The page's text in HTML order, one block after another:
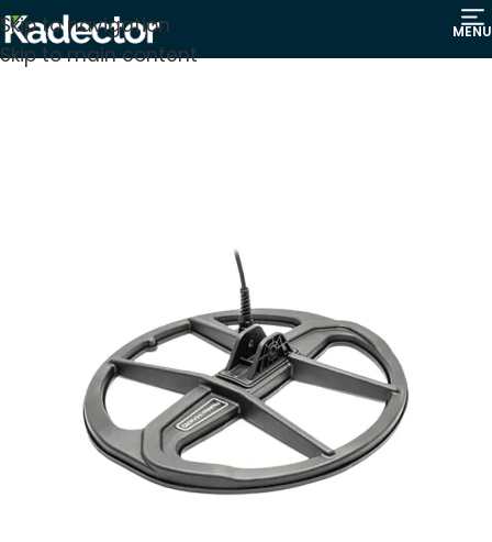
Skip to navigation
Skip to main content
MENU